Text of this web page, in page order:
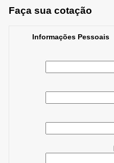
Faça sua cotação
Informações Pessoais